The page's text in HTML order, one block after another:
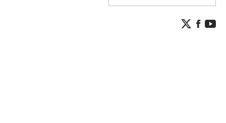
 